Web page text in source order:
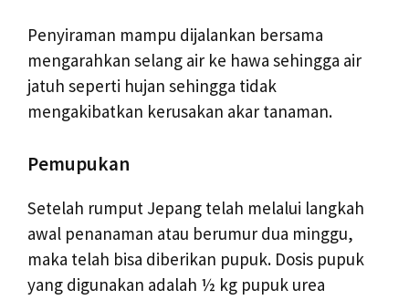
Penyiraman mampu dijalankan bersama
mengarahkan selang air ke hawa sehingga air
jatuh seperti hujan sehingga tidak
mengakibatkan kerusakan akar tanaman.
Pemupukan
Setelah rumput Jepang telah melalui langkah
awal penanaman atau berumur dua minggu,
maka telah bisa diberikan pupuk. Dosis pupuk
yang digunakan adalah ½ kg pupuk urea